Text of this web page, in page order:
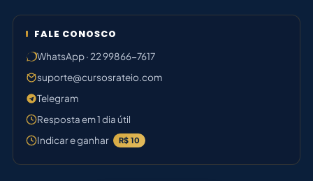
FALE CONOSCO
WhatsApp · 22 99866-7617
suporte@cursosrateio.com
Telegram
Resposta em 1 dia útil
Indicar e ganhar
R$ 10